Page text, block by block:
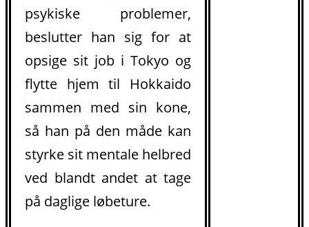
psykiske problemer,
beslutter han sig for at
opsige sit job i Tokyo og
flytte hjem til Hokkaido
sammen med sin kone,
så han på den måde kan
styrke sit mentale helbred
ved blandt andet at tage
på daglige løbeture.